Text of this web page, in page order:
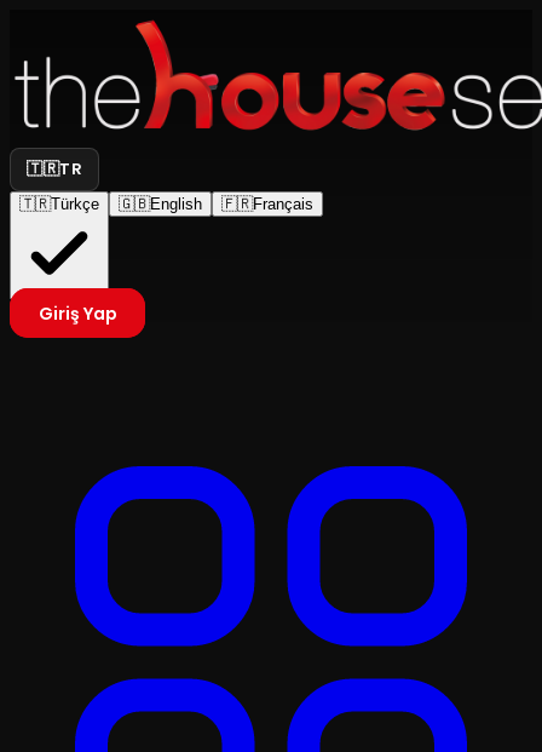
🇹🇷TR
🇹🇷Türkçe 🇬🇧English 🇫🇷Français
Giriş Yap